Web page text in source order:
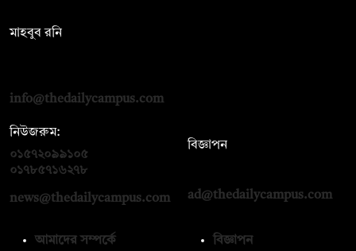
মাহবুব রনি
info@thedailycampus.com
নিউজরুম:
০১৫৭২০৯৯১০৫
০১৭৮৫৭১৬২৭৮
news@thedailycampus.com
বিজ্ঞাপন
ad@thedailycampus.com
আমাদের সম্পর্কে
বিজ্ঞাপন